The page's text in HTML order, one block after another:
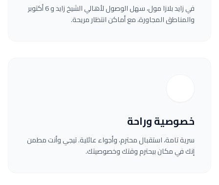
في زايد بلازا مول، سهل الوصول لأهالي الشيخ زايد و 6 أكتوبر
والمناطق المجاورة، مع أماكن انتظار مريحة.
خصوصية وراحة
سرية تامة، استقبال محترم، وأجواء عائلية. تيجي وأنت مطمن
إنك في مكان بيحترم وقتك وخصوصيتك.